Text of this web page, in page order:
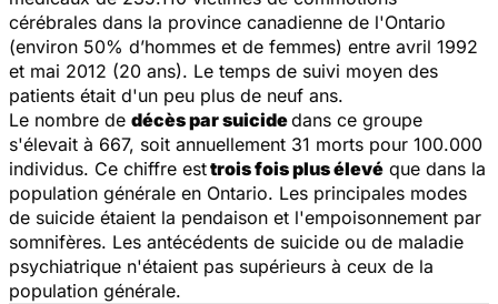
cérébrales dans la province canadienne de l'Ontario
(environ 50% d’hommes et de femmes) entre avril 1992
et mai 2012 (20 ans). Le temps de suivi moyen des
patients était d'un peu plus de neuf ans.
Le nombre de décès par suicidedans ce groupe
s'élevait à 667, soit annuellement 31 morts pour 100.000
individus. Ce chiffre esttrois fois plus élevé que dans la
population générale en Ontario. Les principales modes
de suicide étaient la pendaison et l'empoisonnement par
somnifères. Les antécédents de suicide ou de maladie
psychiatrique n'étaient pas supérieurs à ceux de la
population générale.